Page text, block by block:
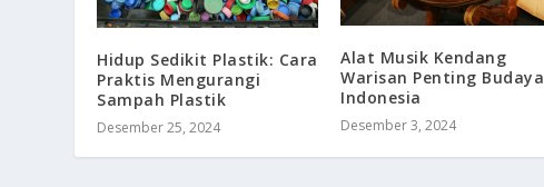
Hidup Sedikit Plastik: Cara
Praktis Mengurangi
Sampah Plastik
Desember 25, 2024
Alat Musik Kendang
Warisan Penting Budaya
Indonesia
Desember 3, 2024